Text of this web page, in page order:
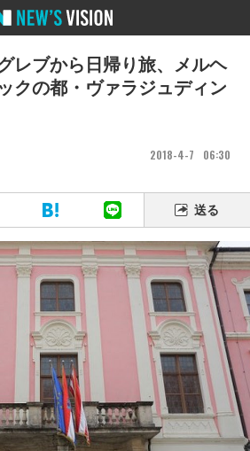
2018 4 7 06 30
レブから日帰り旅、メルヘ
クの都・ヴァラジュディン
送る